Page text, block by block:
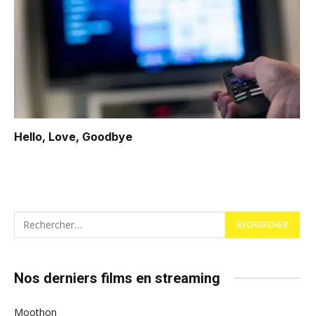
Hello, Love, Goodbye
Nos derniers films en streaming
Moothon